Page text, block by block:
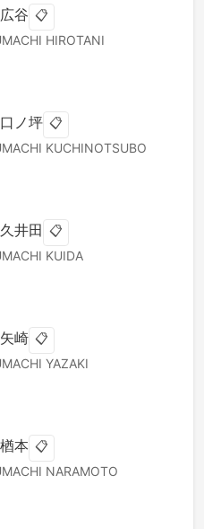
谷 📋
HIROTANI
ノ坪 📋
KUCHINOTSUBO
井田 📋
KUIDA
崎 📋
YAZAKI
本 📋
NARAMOTO